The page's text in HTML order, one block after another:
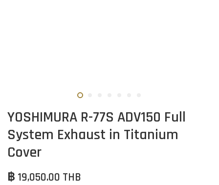
YOSHIMURA R-77S ADV150 Full
System Exhaust in Titanium
Cover
฿ 19,050.00 THB